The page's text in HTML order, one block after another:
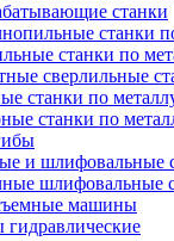
станки
станки
станки по
сверлильные
станки по
станки по
и шлифовальные
шлифовальные
машины
гидравлические